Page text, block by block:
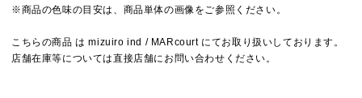
※商品の色味の目安は、商品単体の画像をご参照ください。
こちらの商品 は mizuiro ind / MARcourt にてお取り扱いしております。
店舗在庫等については直接店舗にお問い合わせください。